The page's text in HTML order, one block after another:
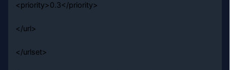
<priority>0.3</priority>
</url>
</urlset>